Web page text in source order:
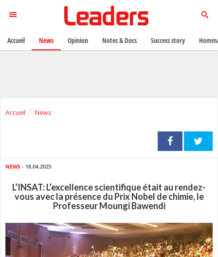
Accueil News
NEWS - 18.04.2025
L’INSAT: L’excellence scientifique était au rendez-
vous avec la présence du Prix Nobel de chimie, le
Professeur Moungi Bawendi
Accueil News Opinion Notes & Docs Success story